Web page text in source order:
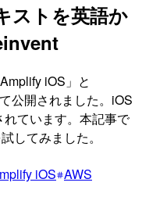
ストを英語か
iOS」と
公開されました。iOS
ています。本記事で
してみました。
iOS AWS